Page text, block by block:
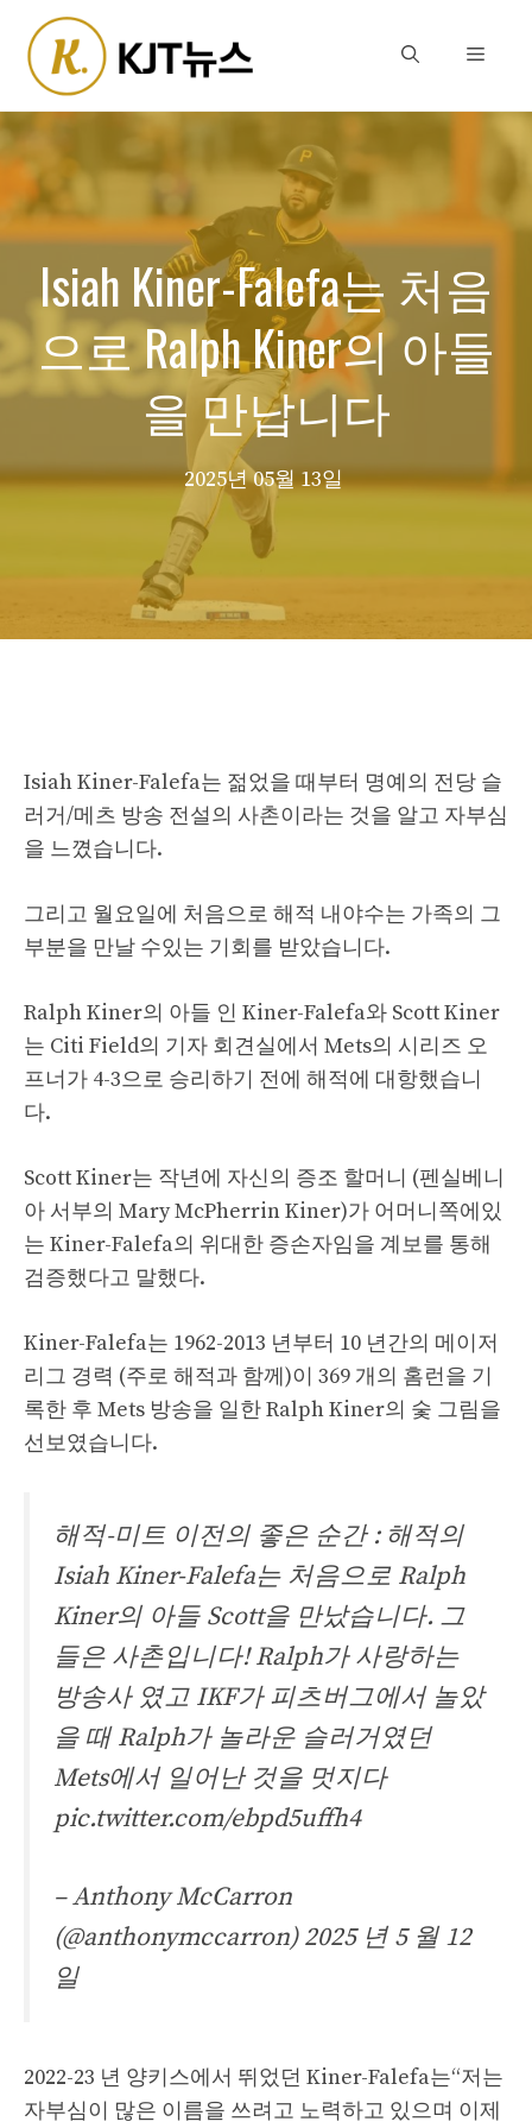
content
Menu
Isiah Kiner-Falefa는 처음
으로 Ralph Kiner의 아들
을 만납니다
2025년 05월 13일
Isiah Kiner-Falefa는 젊었을 때부터 명예의 전당 슬
러거/메츠 방송 전설의 사촌이라는 것을 알고 자부심
을 느꼈습니다.
그리고 월요일에 처음으로 해적 내야수는 가족의 그
부분을 만날 수있는 기회를 받았습니다.
Ralph Kiner의 아들 인 Kiner-Falefa와 Scott Kiner
는 Citi Field의 기자 회견실에서 Mets의 시리즈 오
프너가 4-3으로 승리하기 전에 해적에 대항했습니
다.
Scott Kiner는 작년에 자신의 증조 할머니 (펜실베니
아 서부의 Mary McPherrin Kiner)가 어머니쪽에있
는 Kiner-Falefa의 위대한 증손자임을 계보를 통해
검증했다고 말했다.
Kiner-Falefa는 1962-2013 년부터 10 년간의 메이저
리그 경력 (주로 해적과 함께)이 369 개의 ​​홈런을 기
록한 후 Mets 방송을 일한 Ralph Kiner의 숯 그림을
선보였습니다.
해적-미트 이전의 좋은 순간 : 해적의
Isiah Kiner-Falefa는 처음으로 Ralph
Kiner의 아들 Scott을 만났습니다. 그
들은 사촌입니다! Ralph가 사랑하는
방송사 였고 IKF가 피츠버그에서 놀았
을 때 Ralph가 놀라운 슬러거였던
Mets에서 일어난 것을 멋지다
pic.twitter.com/ebpd5uffh4
– Anthony McCarron
(@anthonymccarron)2025 년 5 월 12
일
2022-23 년 양키스에서 뛰었던 Kiner-Falefa는“저는
자부심이 많은 이름을 쓰려고 노력하고 있으며 이제